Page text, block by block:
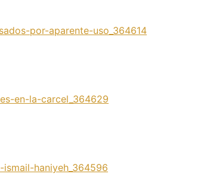
por-aparente-uso_364614
en-la-carcel_364629
haniyeh_364596